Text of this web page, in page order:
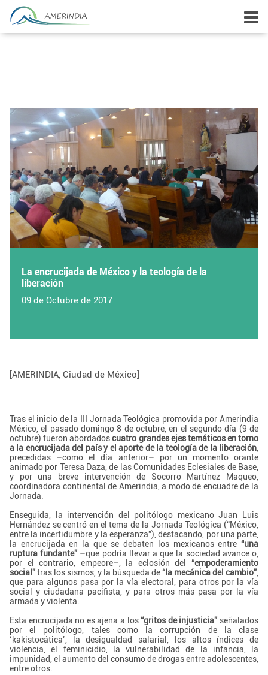
La encrucijada de México y la teología de la
liberación
09 de Octubre de 2017
[AMERINDIA, Ciudad de México]
Tras el inicio de la III Jornada Teológica promovida por Amerindia
México, el pasado domingo 8 de octubre, en el segundo día (9 de
octubre) fueron abordadoscuatro grandes ejes temáticos en torno
a la encrucijada del país y el aporte de la teología de la liberación
precedidas –como el día anterior– por un momento orante
animado por Teresa Daza, de las Comunidades Eclesiales de Base,
y por una breve intervención de Socorro Martínez Maqueo,
coordinadora continental de Amerindia, a modo de encuadre de la
Jornada.
Enseguida, la intervención del politólogo mexicano Juan Luis
Hernández se centró en el tema de la Jornada Teológica (“México,
entre la incertidumbre y la esperanza”), destacando, por una parte,
la encrucijada en la que se debaten los mexicanos entre “una
ruptura fundante” –que podría llevar a que la sociedad avance o,
por el contrario, empeore–, la eclosión del “empoderamiento
social”tras los sismos, y la búsqueda de“la mecánica del cambio”
que para algunos pasa por la vía electoral, para otros por la vía
social y ciudadana pacifista, y para otros más pasa por la vía
armada y violenta.
Esta encrucijada no es ajena a los“gritos de injusticia” señalados
por el politólogo, tales como la corrupción de la clase
‘kakistocática’, la desigualdad salarial, los altos índices de
violencia, el feminicidio, la vulnerabilidad de la infancia, la
impunidad, el aumento del consumo de drogas entre adolescentes,
entre otros.